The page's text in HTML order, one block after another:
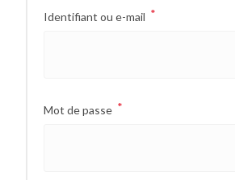
Identifiant ou e-mail *
Mot de passe *